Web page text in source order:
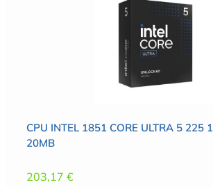
CPU INTEL 1851 CORE ULTRA 5 225
20MB
203,17 €